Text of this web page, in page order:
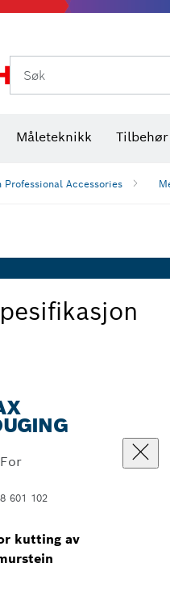
Søk
Måleteknikk Tilbehør
Professional Accessories
601 102
kutting av